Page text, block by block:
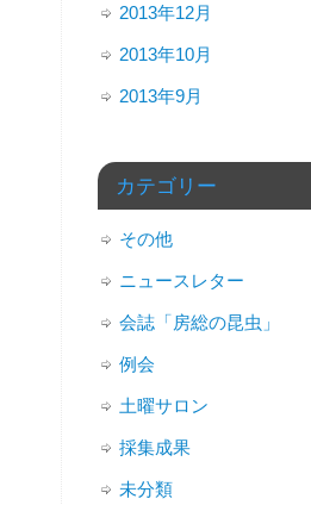
2013年12月
2013年10月
2013年9月
カテゴリー
その他
ニュースレター
会誌「房総の昆虫」
例会
土曜サロン
採集成果
未分類